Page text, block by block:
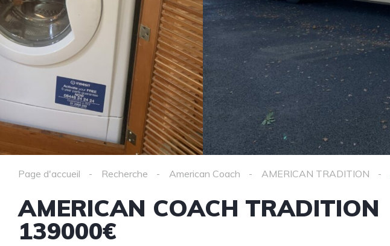
Page d'accueil Recherche American Coach AMERICAN TRADITION
AMERICAN COACH TRADITION
139000€